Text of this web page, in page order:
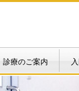
診療のご案内